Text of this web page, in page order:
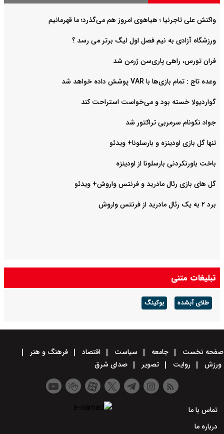
واکنش علی تاجرنیا ؛ هیاهوی امروز هم می‌گذرد؛ ما قهرمانیم
ورزشگاه آزادی به نیم فصل اول لیگ برتر می رسد ؟
فران تورس، راهی پاری‌سن ژرمن شد
وعده تاج : تمام بازی‌ها با VAR پوشش داده خواهد شد
گواردیولا خسته بود و می‌خواست استراحت کند
جواد نکونام سرمربی تراکتور شد
تنها گل بازی اودینزه و بارسلونا+ ویدئو
باخت باورنکردنی بارسلونا از اودینزه
گل های بازی رئال مادرید و فرنتس واروش+ ویدئو
برد ۲ به یک رئال مادرید از فرنتس واروش
تبلیغات متنی
طلای آبشده بوکینگ
صفحه نخست جامعه سیاست اقتصاد
فرهنگ و هنر
ورزش
روایت تصویر صدای شرق
تماس با ما
درباره ما